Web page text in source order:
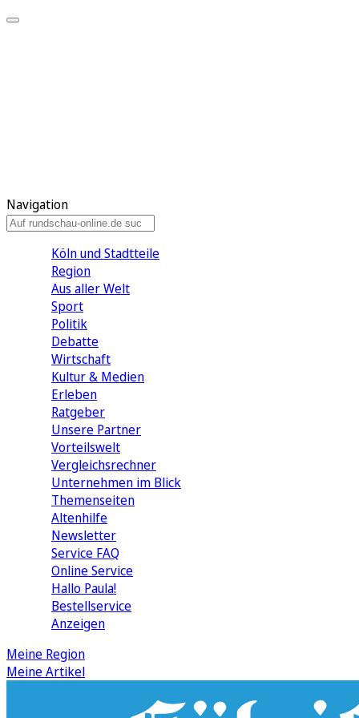
Navigation
Köln und Stadtteile
Region
Aus aller Welt
Sport
Politik
Debatte
Wirtschaft
Kultur & Medien
Erleben
Ratgeber
Unsere Partner
Vorteilswelt
Vergleichsrechner
Unternehmen im Blick
Themenseiten
Altenhilfe
Newsletter
Service FAQ
Online Service
Hallo Paula!
Bestellservice
Anzeigen
Meine Region
Meine Artikel